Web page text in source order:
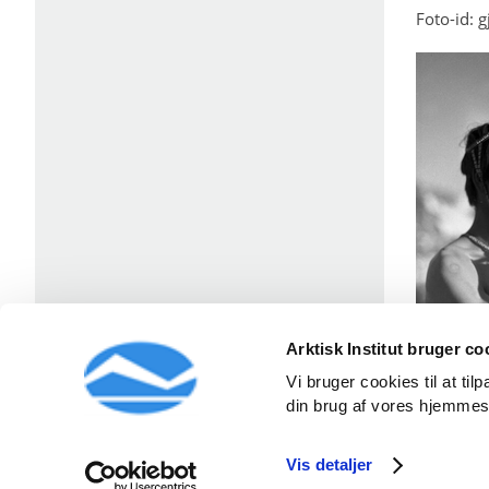
Arktisk Institut bruger
Vi bruger cookies til at
din brug af vores
Vis detaljer
Foto-id: